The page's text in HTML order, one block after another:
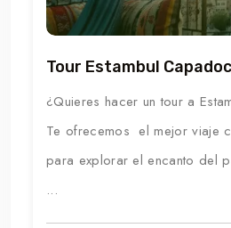
Tour Estambul
¿Quieres hacer un tour a
Te ofrecemos el mejor viaje
para explorar el encanto del
...